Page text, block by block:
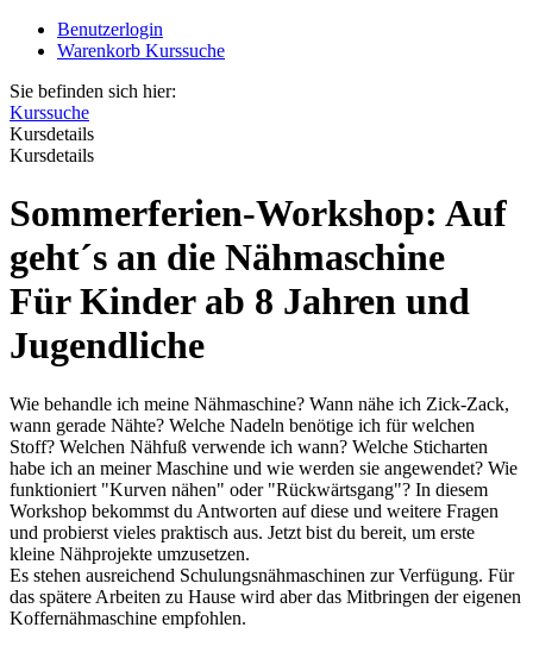
Benutzerlogin
Warenkorb Kurssuche
Sie befinden sich hier:
Kurssuche
Kursdetails
Kursdetails
Sommerferien-Workshop: Auf
geht´s an die Nähmaschine
Für Kinder ab 8 Jahren und
Jugendliche
Wie behandle ich meine Nähmaschine? Wann nähe ich Zick-Zack,
wann gerade Nähte? Welche Nadeln benötige ich für welchen
Stoff? Welchen Nähfuß verwende ich wann? Welche Sticharten
habe ich an meiner Maschine und wie werden sie angewendet? Wie
funktioniert "Kurven nähen" oder "Rückwärtsgang"? In diesem
Workshop bekommst du Antworten auf diese und weitere Fragen
und probierst vieles praktisch aus. Jetzt bist du bereit, um erste
kleine Nähprojekte umzusetzen.
Es stehen ausreichend Schulungsnähmaschinen zur Verfügung. Für
das spätere Arbeiten zu Hause wird aber das Mitbringen der eigenen
Koffernähmaschine empfohlen.